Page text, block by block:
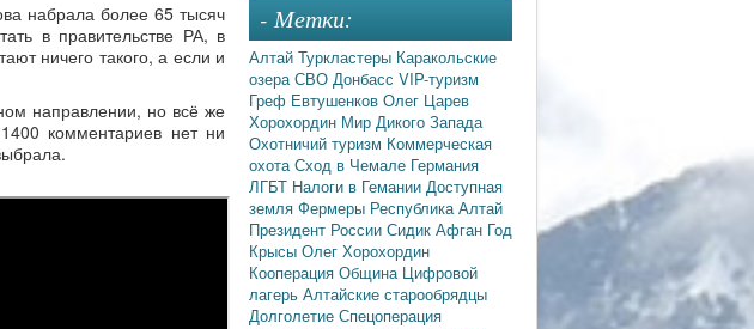
набрала более 65 тысяч
в правительстве РА, в
ничего такого, а если и
направлении, но всё же
комментариев нет ни
- Метки:
Алтай Туркластеры Каракольские
озераСВО Донбасс VIP-туризм
Греф Евтушенков Олег Царев
Хорохордин Мир Дикого Запада
Охотничий туризм Коммерческая
охотаСход в Чемале Германия
ЛГБТ Налоги в Гемании Доступная
земля Фермеры Республика Алтай
Президент России Сидик Афган Год
Крысы Олег Хорохордин
Кооперация Община Цифровой
лагерь Алтайские старообрядцы
Долголетие Спецоперация